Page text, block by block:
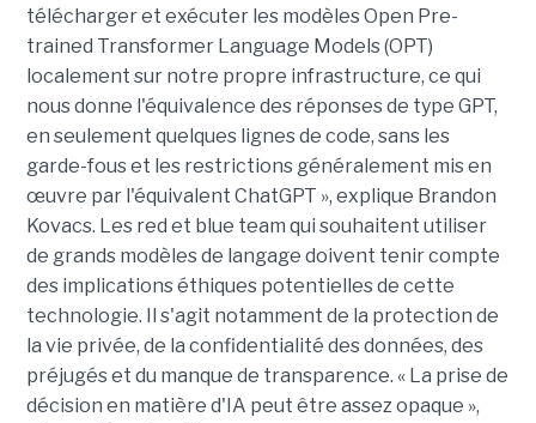
télécharger et exécuter les modèles Open Pre-
trained Transformer Language Models (OPT)
localement sur notre propre infrastructure, ce qui
nous donne l'équivalence des réponses de type GPT,
en seulement quelques lignes de code, sans les
garde-fous et les restrictions généralement mis en
œuvre par l'équivalent ChatGPT », explique Brandon
Kovacs. Les red et blue team qui souhaitent utiliser
de grands modèles de langage doivent tenir compte
des implications éthiques potentielles de cette
technologie. Il s'agit notamment de la protection de
la vie privée, de la confidentialité des données, des
préjugés et du manque de transparence. « La prise de
décision en matière d'IA peut être assez opaque »,